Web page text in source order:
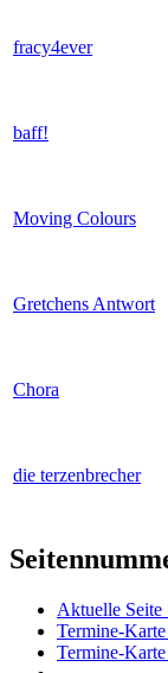
fracy4ever
baff!
Moving Colours
Gretchens Antwort
Chora
die terzenbrecher
Aktuelle Seite
Termine-Karte
Termine-Karte